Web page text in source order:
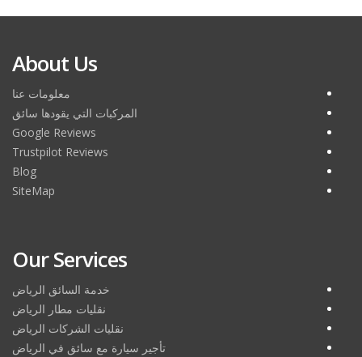
About Us
معلومات عنا
المركبات التي يقودها سائق
Google Reviews
Trustpilot Reviews
Blog
SiteMap
Our Services
خدمة السائق الرياض
نقليات مطار الرياض
نقليات الشركات الرياض
تأجير سيارة مع سائق في الرياض